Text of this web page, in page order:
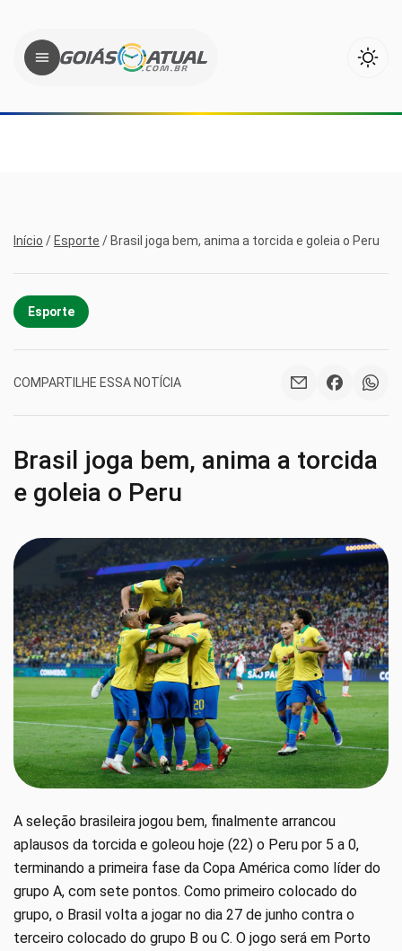
Início / Esporte / Brasil joga bem, anima a torcida e goleia o Peru
Esporte
COMPARTILHE ESSA NOTÍCIA
Brasil joga bem, anima a torcida
e goleia o Peru
A seleção brasileira jogou bem, finalmente arrancou
aplausos da torcida e goleou hoje (22) o Peru por 5 a 0,
terminando a primeira fase da Copa América como líder do
grupo A, com sete pontos. Como primeiro colocado do
grupo, o Brasil volta a jogar no dia 27 de junho contra o
terceiro colocado do grupo B ou C. O jogo será em Porto